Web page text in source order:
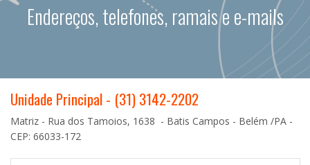
Endereços, telefones, ramais e e-mails
Unidade Principal - (31) 3142-2202
Matriz - Rua dos Tamoios, 1638 - Batis Campos - Belém /PA -
CEP: 66033-172